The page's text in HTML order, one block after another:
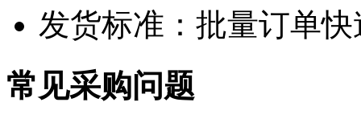
发货标准：批量订单
常见采购问题